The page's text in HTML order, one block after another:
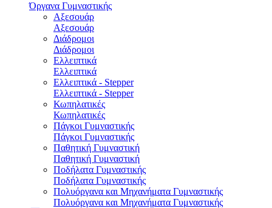
Όργανα Γυμναστικής
Αξεσουάρ
Αξεσουάρ
Διάδρομοι
Διάδρομοι
Ελλειπτικά
Ελλειπτικά
Ελλειπτικά - Stepper
Ελλειπτικά - Stepper
Κωπηλατικές
Κωπηλατικές
Πάγκοι Γυμναστικής
Πάγκοι Γυμναστικής
Παθητική Γυμναστική
Παθητική Γυμναστική
Ποδήλατα Γυμναστικής
Ποδήλατα Γυμναστικής
Πολυόργανα και Μηχανήματα Γυμναστικής
Πολυόργανα και Μηχανήματα Γυμναστικής